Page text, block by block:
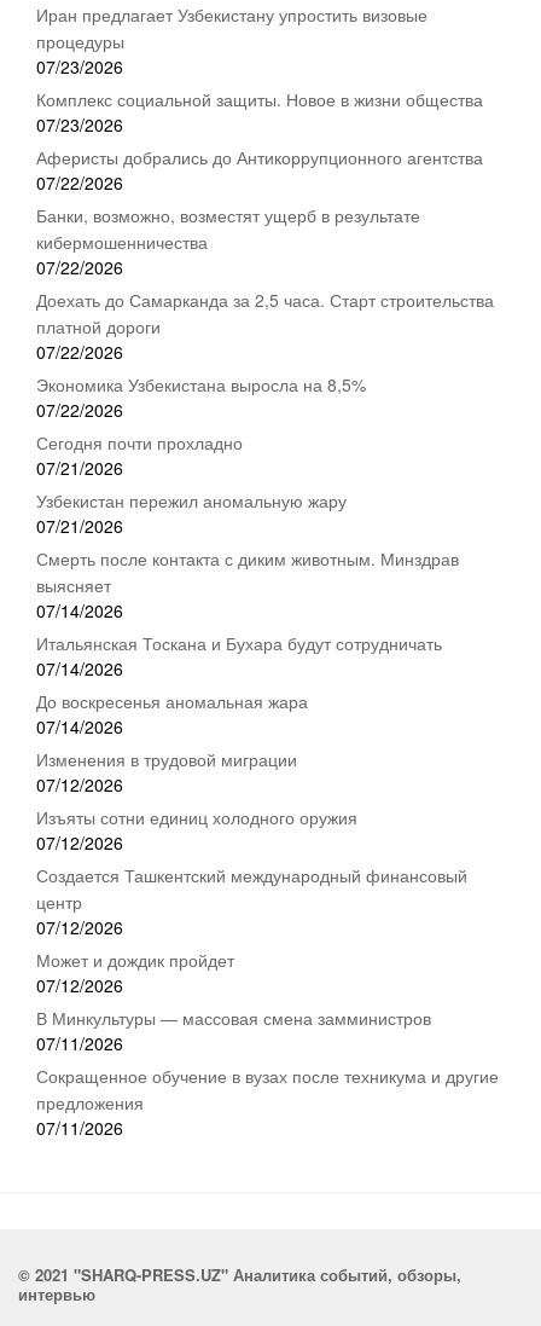
Иран предлагает Узбекистану упростить визовые
процедуры
07/23/2026
Комплекс социальной защиты. Новое в жизни общества
07/23/2026
Аферисты добрались до Антикоррупционного агентства
07/22/2026
Банки, возможно, возместят ущерб в результате
кибермошенничества
07/22/2026
Доехать до Самарканда за 2,5 часа. Старт строительства
платной дороги
07/22/2026
Экономика Узбекистана выросла на 8,5%
07/22/2026
Сегодня почти прохладно
07/21/2026
Узбекистан пережил аномальную жару
07/21/2026
Смерть после контакта с диким животным. Минздрав
выясняет
07/14/2026
Итальянская Тоскана и Бухара будут сотрудничать
07/14/2026
До воскресенья аномальная жара
07/14/2026
Изменения в трудовой миграции
07/12/2026
Изъяты сотни единиц холодного оружия
07/12/2026
Создается Ташкентский международный финансовый
центр
07/12/2026
Может и дождик пройдет
07/12/2026
В Минкультуры — массовая смена замминистров
07/11/2026
Сокращенное обучение в вузах после техникума и другие
предложения
07/11/2026
© 2021 "SHARQ-PRESS.UZ" Аналитика событий, обзоры,
интервью